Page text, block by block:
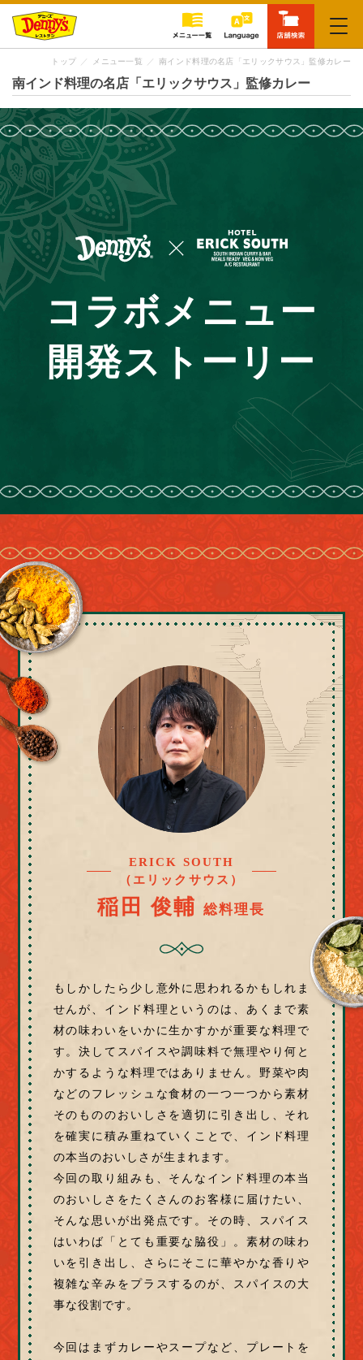
閉じる
トップ メニュー一覧 南インド料理の名店「エリックサウス」監修カレー
南インド料理の名店「エリックサウス」監修カレー
コラボメニュー
開発ストーリー
ERICK SOUTH
（エリックサウス）
稲田 俊輔総料理長
もしかしたら少し意外に思われるかもしれま
せんが、インド料理というのは、あくまで素
材の味わいをいかに生かすかが重要な料理で
す。決してスパイスや調味料で無理やり何と
かするような料理ではありません。野菜や肉
などのフレッシュな食材の一つ一つから素材
そのもののおいしさを適切に引き出し、それ
を確実に積み重ねていくことで、インド料理
の本当のおいしさが生まれます。
今回の取り組みも、そんなインド料理の本当
のおいしさをたくさんのお客様に届けたい、
そんな思いが出発点です。その時、スパイス
はいわば「とても重要な脇役」。素材の味わ
いを引き出し、さらにそこに華やかな香りや
複雑な辛みをプラスするのが、スパイスの大
事な役割です。
今回はまずカレーやスープなど、プレートを